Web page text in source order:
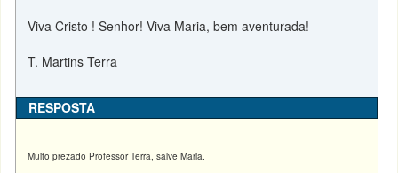
Viva Cristo ! Senhor! Viva Maria, bem aventurada!
T. Martins Terra
RESPOSTA
Muito prezado Professor Terra, salve Maria.